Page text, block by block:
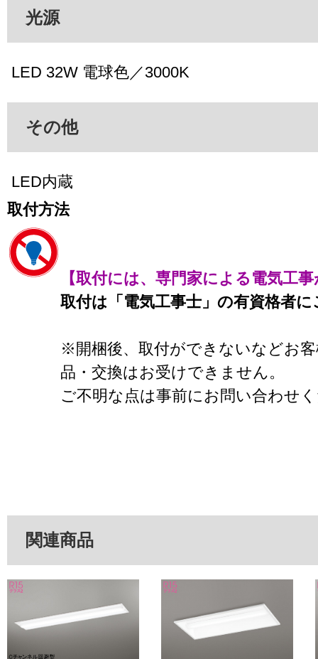
光源
LED 32W 電球色／3000K
その他
LED内蔵
取付方法
【取付には、専門家による電気工
取付は「電気工事士」の有資格者
※開梱後、取付ができないなどお
品・交換はお受けできません。
ご不明な点は事前にお問い合わせ
関連商品